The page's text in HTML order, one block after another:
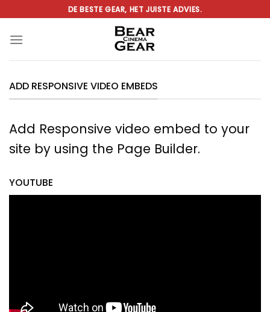
naar
inhoud
DE BESTE GEAR, HET JUISTE ADVIES.
ADD RESPONSIVE VIDEO EMBEDS
Add Responsive video embed to your
site by using the Page Builder.
YOUTUBE